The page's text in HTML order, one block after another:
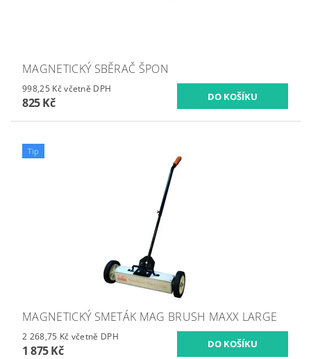
MAGNETICKÝ SBĚRAČ ŠPON
998,25 Kč včetně DPH
825 Kč
Tip
MAGNETICKÝ SMETÁK MAG BRUSH MAXX LARGE
2 268,75 Kč včetně DPH
1 875 Kč